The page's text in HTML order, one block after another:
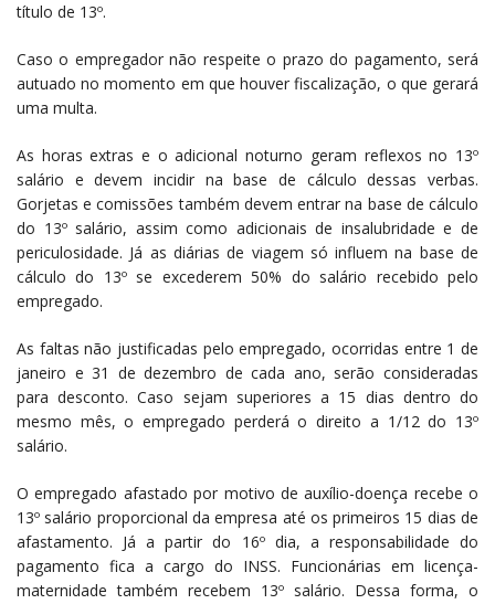
título de 13º.
Caso o empregador não respeite o prazo do pagamento, será
autuado no momento em que houver fiscalização, o que gerará
uma multa.
As horas extras e o adicional noturno geram reflexos no 13º
salário e devem incidir na base de cálculo dessas verbas.
Gorjetas e comissões também devem entrar na base de cálculo
do 13º salário, assim como adicionais de insalubridade e de
periculosidade. Já as diárias de viagem só influem na base de
cálculo do 13º se excederem 50% do salário recebido pelo
empregado.
As faltas não justificadas pelo empregado, ocorridas entre 1 de
janeiro e 31 de dezembro de cada ano, serão consideradas
para desconto. Caso sejam superiores a 15 dias dentro do
mesmo mês, o empregado perderá o direito a 1/12 do 13º
salário.
O empregado afastado por motivo de auxílio-doença recebe o
13º salário proporcional da empresa até os primeiros 15 dias de
afastamento. Já a partir do 16º dia, a responsabilidade do
pagamento fica a cargo do INSS. Funcionárias em licença-
maternidade também recebem 13º salário. Dessa forma, o